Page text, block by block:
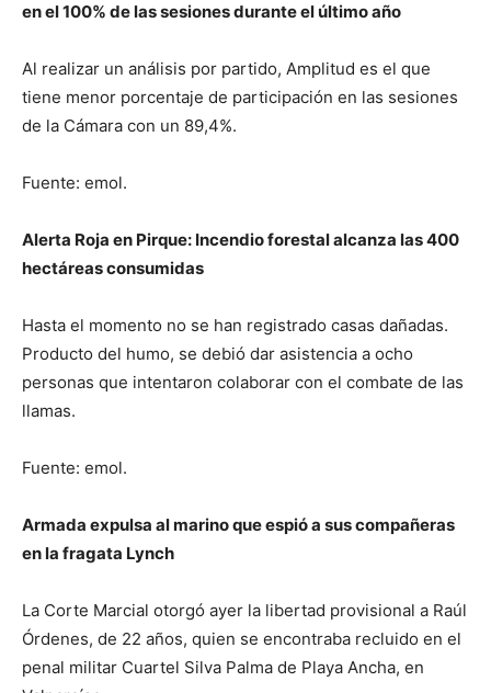
en el 100% de las sesiones durante el último año
Al realizar un análisis por partido, Amplitud es el que
tiene menor porcentaje de participación en las sesiones
de la Cámara con un 89,4%.
Fuente: emol.
Alerta Roja en Pirque: Incendio forestal alcanza las 400
hectáreas consumidas
Hasta el momento no se han registrado casas dañadas.
Producto del humo, se debió dar asistencia a ocho
personas que intentaron colaborar con el combate de las
llamas.
Fuente: emol.
Armada expulsa al marino que espió a sus compañeras
en la fragata Lynch
La Corte Marcial otorgó ayer la libertad provisional a Raúl
Órdenes, de 22 años, quien se encontraba recluido en el
penal militar Cuartel Silva Palma de Playa Ancha, en